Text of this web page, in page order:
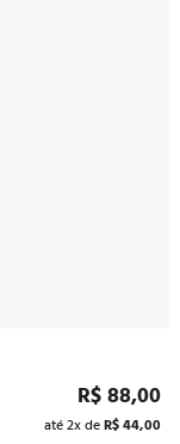
R$88,00
até2x deR$44,00